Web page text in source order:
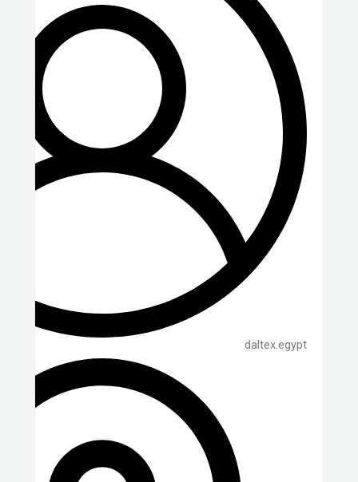
daltex.egypt